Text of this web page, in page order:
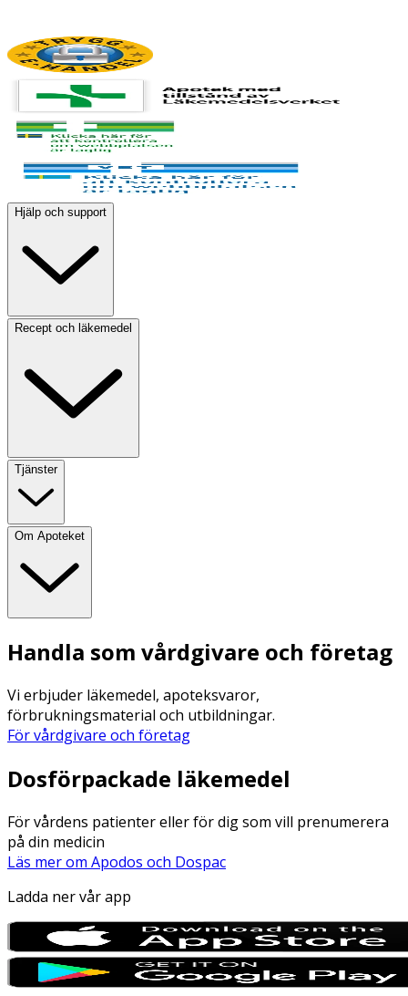
Hjälp och support
Recept och läkemedel
Tjänster
Om Apoteket
Handla som vårdgivare och företag
Vi erbjuder läkemedel, apoteksvaror,
förbrukningsmaterial och utbildningar.
För vårdgivare och företag
Dosförpackade läkemedel
För vårdens patienter eller för dig som vill prenumerera
på din medicin
Läs mer om Apodos och Dospac
Ladda ner vår app